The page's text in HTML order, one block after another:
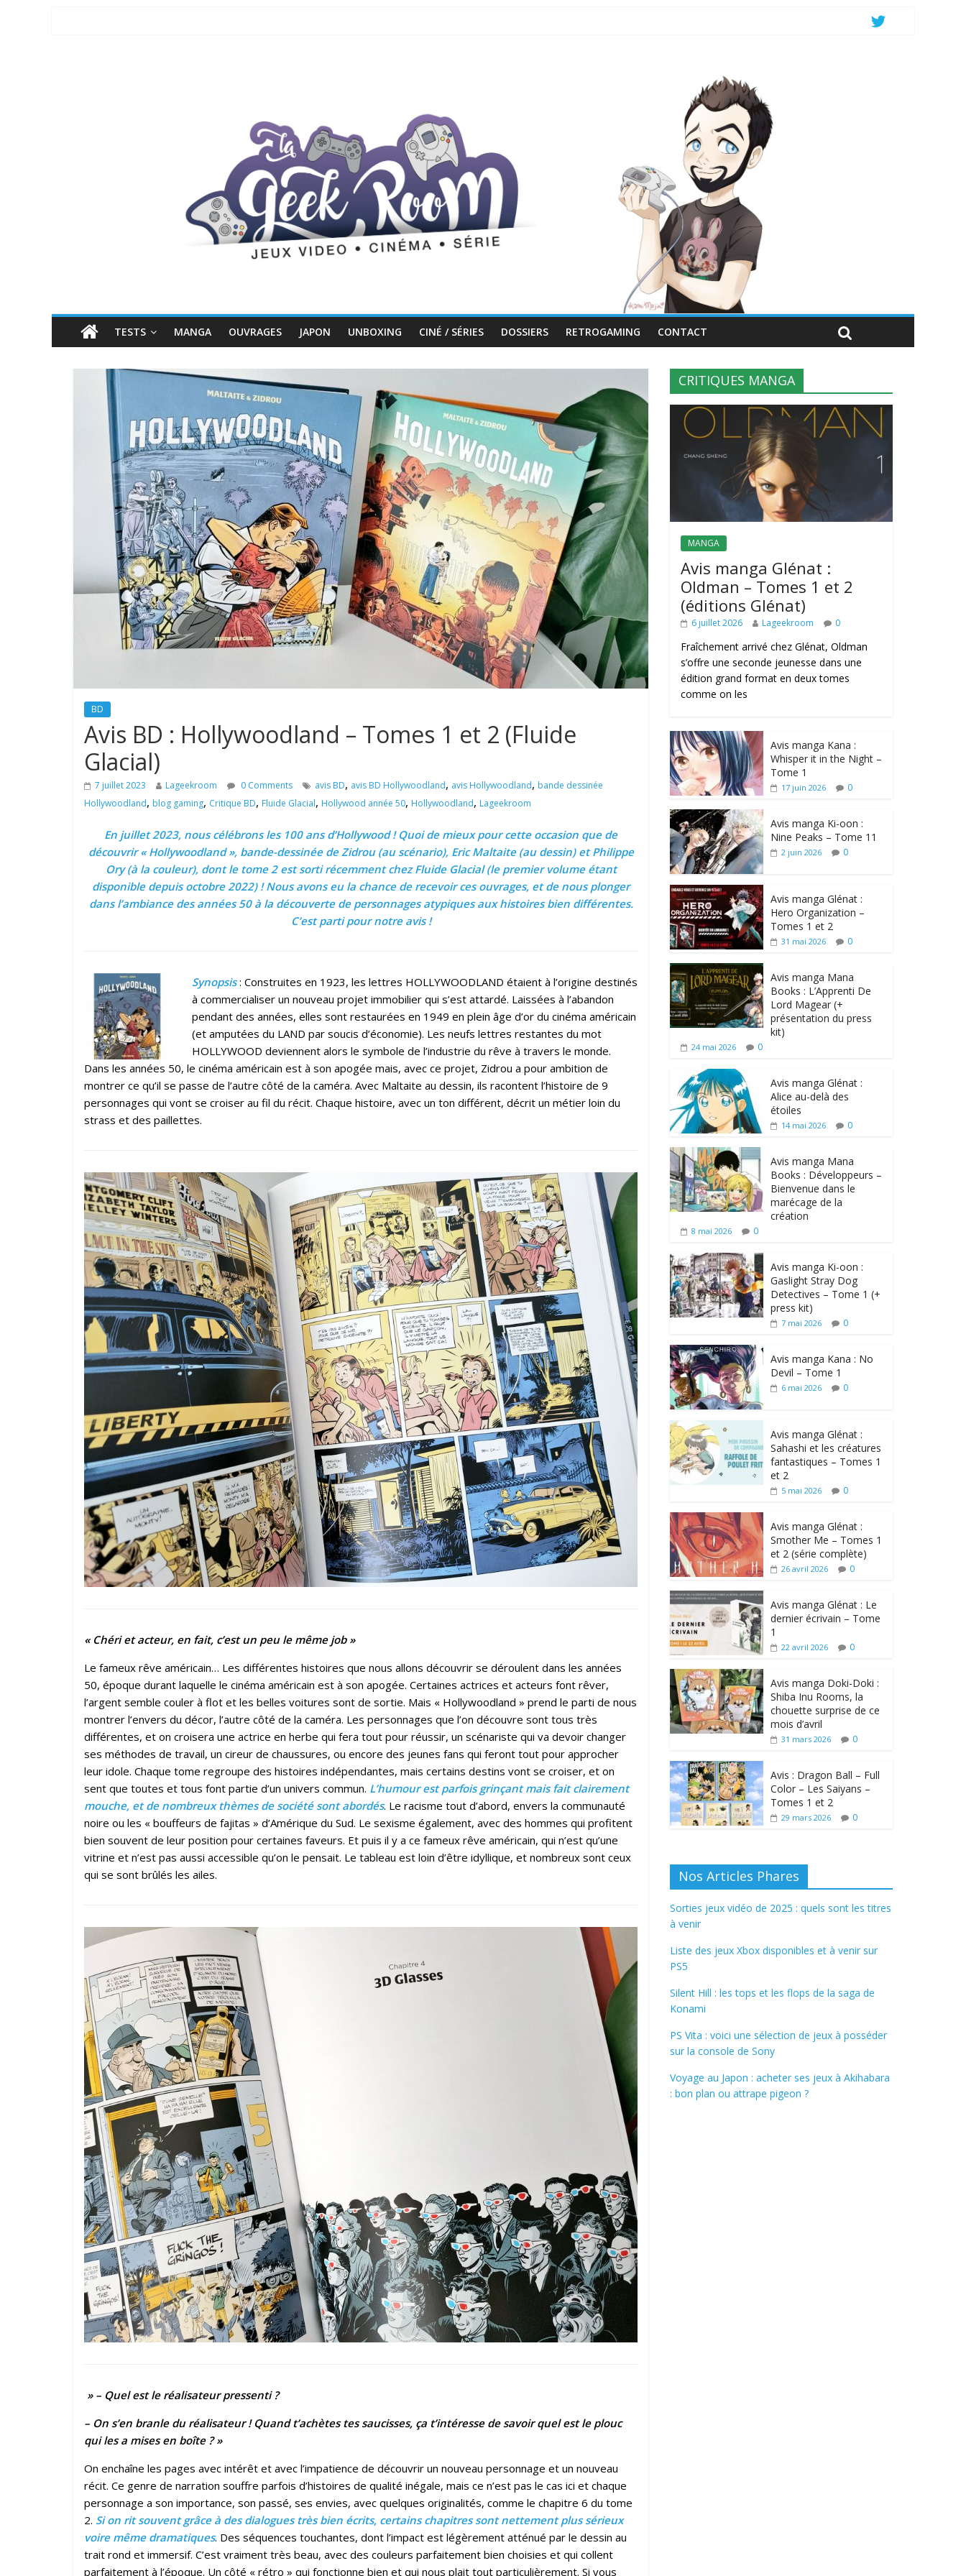
TESTS MANGA OUVRAGES JAPON UNBOXING CINÉ / SÉRIES DOSSIERS RETROGAMING CONTACT
BD
Avis BD : Hollywoodland – Tomes 1 et 2 (Fluide
Glacial)
7 juillet 2023 Lageekroom 0 Comments avis BD, avis BD Hollywoodland, avis Hollywoodland, bande dessinée
Hollywoodland, blog gaming, Critique BD, Fluide Glacial, Hollywood année 50, Hollywoodland, Lageekroom
En juillet 2023, nous célébrons les 100 ans d’Hollywood ! Quoi de mieux pour cette occasion que de
découvrir « Hollywoodland », bande-dessinée de Zidrou (au scénario), Eric Maltaite (au dessin) et Philippe
Ory (à la couleur), dont le tome 2 est sorti récemment chez Fluide Glacial (le premier volume étant
disponible depuis octobre 2022) ! Nous avons eu la chance de recevoir ces ouvrages, et de nous plonger
dans l’ambiance des années 50 à la découverte de personnages atypiques aux histoires bien différentes.
C’est parti pour notre avis !
Synopsis: Construites en 1923, les lettres HOLLYWOODLAND étaient à l’origine destinés
à commercialiser un nouveau projet immobilier qui s’est attardé. Laissées à l’abandon
pendant des années, elles sont restaurées en 1949 en plein âge d’or du cinéma américain
(et amputées du LAND par soucis d’économie). Les neufs lettres restantes du mot
HOLLYWOOD deviennent alors le symbole de l’industrie du rêve à travers le monde.
Dans les années 50, le cinéma américain est à son apogée mais, avec ce projet, Zidrou a pour ambition de
montrer ce qu’il se passe de l’autre côté de la caméra. Avec Maltaite au dessin, ils racontent l’histoire de 9
personnages qui vont se croiser au fil du récit. Chaque histoire, avec un ton différent, décrit un métier loin du
strass et des paillettes.
« Chéri et acteur, en fait, c’est un peu le même job »
Le fameux rêve américain… Les différentes histoires que nous allons découvrir se déroulent dans les années
50, époque durant laquelle le cinéma américain est à son apogée. Certaines actrices et acteurs font rêver,
l’argent semble couler à flot et les belles voitures sont de sortie. Mais « Hollywoodland » prend le parti de nous
montrer l’envers du décor, l’autre côté de la caméra. Les personnages que l’on découvre sont tous très
différentes, et on croisera une actrice en herbe qui fera tout pour réussir, un scénariste qui va devoir changer
ses méthodes de travail, un cireur de chaussures, ou encore des jeunes fans qui feront tout pour approcher
leur idole. Chaque tome regroupe des histoires indépendantes, mais certains destins vont se croiser, et on
sent que toutes et tous font partie d’un univers commun. L’humour est parfois grinçant mais fait clairement
mouche, et de nombreux thèmes de société sont abordés. Le racisme tout d’abord, envers la communauté
noire ou les « bouffeurs de fajitas » d’Amérique du Sud. Le sexisme également, avec des hommes qui profitent
bien souvent de leur position pour certaines faveurs. Et puis il y a ce fameux rêve américain, qui n’est qu’une
vitrine et n’est pas aussi accessible qu’on le pensait. Le tableau est loin d’être idyllique, et nombreux sont ceux
qui se sont brûlés les ailes.
» – Quel est le réalisateur pressenti ?
– On s’en branle du réalisateur ! Quand t’achètes tes saucisses, ça t’intéresse de savoir quel est le plouc
qui les a mises en boîte ? »
On enchaîne les pages avec intérêt et avec l’impatience de découvrir un nouveau personnage et un nouveau
récit. Ce genre de narration souffre parfois d’histoires de qualité inégale, mais ce n’est pas le cas ici et chaque
personnage a son importance, son passé, ses envies, avec quelques originalités, comme le chapitre 6 du tome
2. Si on rit souvent grâce à des dialogues très bien écrits, certains chapitres sont nettement plus sérieux
voire même dramatiques. Des séquences touchantes, dont l’impact est légèrement atténué par le dessin au
trait rond et immersif. C’est vraiment très beau, avec des couleurs parfaitement bien choisies et qui collent
parfaitement à l’époque. Un côté « rétro » qui fonctionne bien et qui nous plait tout particulièrement. Si vous
CRITIQUES MANGA
MANGA
Avis manga Glénat :
Oldman – Tomes 1 et 2
(éditions Glénat)
6 juillet 2026 Lageekroom 0
Fraîchement arrivé chez Glénat, Oldman
s’offre une seconde jeunesse dans une
édition grand format en deux tomes
comme on les
Avis manga Kana :
Whisper it in the Night –
Tome 1
17 juin 2026 0
Avis manga Ki-oon :
Nine Peaks – Tome 11
2 juin 2026 0
Avis manga Glénat :
Hero Organization –
Tomes 1 et 2
31 mai 2026 0
Avis manga Mana
Books : L’Apprenti De
Lord Magear (+
présentation du press
kit)
24 mai 2026 0
Avis manga Glénat :
Alice au-delà des
étoiles
14 mai 2026 0
Avis manga Mana
Books : Développeurs –
Bienvenue dans le
marécage de la
création
8 mai 2026 0
Avis manga Ki-oon :
Gaslight Stray Dog
Detectives – Tome 1 (+
press kit)
7 mai 2026 0
Avis manga Kana : No
Devil – Tome 1
6 mai 2026 0
Avis manga Glénat :
Sahashi et les créatures
fantastiques – Tomes 1
et 2
5 mai 2026 0
Avis manga Glénat :
Smother Me – Tomes 1
et 2 (série complète)
26 avril 2026 0
Avis manga Glénat : Le
dernier écrivain – Tome
1
22 avril 2026 0
Avis manga Doki-Doki :
Shiba Inu Rooms, la
chouette surprise de ce
mois d’avril
31 mars 2026 0
Avis : Dragon Ball – Full
Color – Les Saiyans –
Tomes 1 et 2
29 mars 2026 0
Nos Articles Phares
Sorties jeux vidéo de 2025 : quels sont les titres
à venir
Liste des jeux Xbox disponibles et à venir sur
PS5
Silent Hill : les tops et les flops de la saga de
Konami
PS Vita : voici une sélection de jeux à posséder
sur la console de Sony
Voyage au Japon : acheter ses jeux à Akihabara
: bon plan ou attrape pigeon ?